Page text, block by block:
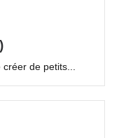
de petits...